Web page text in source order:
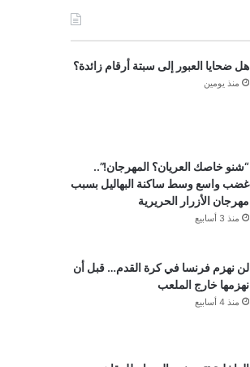
هل ضحايا العبور إلى سبتة أرقام زائدة؟
منذ يومين
“شنو خاصك العريان؟ المهرجان!”..
غضب واسع وسط ساكنة البهاليل بسبب
مهرجان الأزرار الحريرية
منذ 3 أسابيع
لن نهزم فرنسا في كرة القدم… قبل أن
نهزمها خارج الملعب
منذ 4 أسابيع